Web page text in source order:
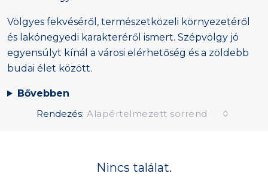
Völgyes fekvéséről, természetközeli környezetéről
és lakónegyedi karakteréről ismert. Szépvölgy jó
egyensúlyt kínál a városi elérhetőség és a zöldebb
budai élet között.
Bővebben
Rendezés: Alapértelmezett sorrend
Nincs találat.